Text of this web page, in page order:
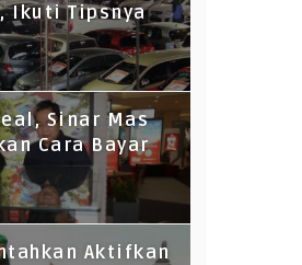
Ikuti Tipsnya
Sinar Mas
Cara Bayar
Aktifkan